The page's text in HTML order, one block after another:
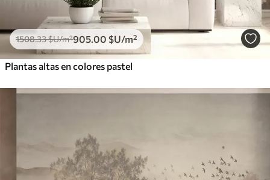
1508.33$U/m²905 .00 $U/m²
Plantas altas en colores pastel